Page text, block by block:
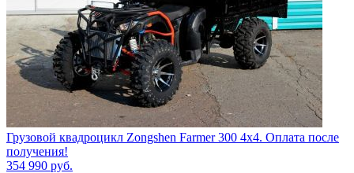
Грузовой квадроцикл Zongshen Farmer 300 4х4. Оплата после
получения!
354 990 руб.